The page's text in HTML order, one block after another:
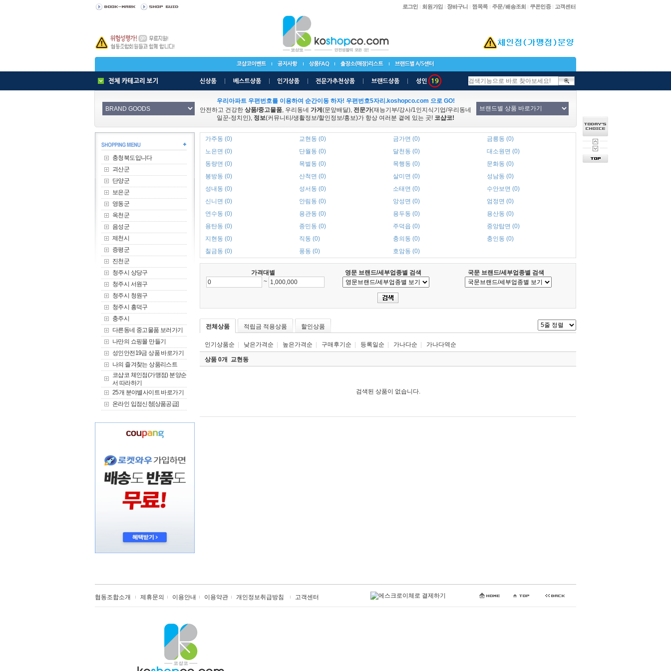
우리아파트 우편번호를 이용하여 순간이동 하자! 우편번호5자리.koshopco.com 으로 GO!
안전하고 건강한 상품/중고물품, 우리동네 가게 (문앞배달), 전문가(재능기부/강사/1인지식기업/우리동네
일꾼-정치인), 정보(커뮤니티/생활정보/할인정보/홍보)가 항상 여러분 곁에 있는 곳! 코샵코!
충청북도입니다
괴산군
단양군
보은군
영동군
옥천군
음성군
제천시
증평군
진천군
청주시 상당구
청주시 서원구
청주시 청원구
청주시 흥덕구
충주시
다른동네 중고물품 보러가기
나만의 쇼핑몰 만들기
성인안전19금 상품 바로가기
나의 즐겨찾는 상품리스트
코샵코 체인점(가맹점) 분양순
서 따라하기
25개 분야별사이트 바로가기
온라인 입점신청[상품공급]
가주동 (0) 교현동 (0) 금가면 (0)
금릉동 (0)
노은면 (0)
단월동 (0) 달천동 (0)
대소원면 (0)
동량면 (0)
목벌동 (0) 목행동 (0)
문화동 (0)
봉방동 (0)
산척면 (0) 살미면 (0)
성남동 (0)
성내동 (0)
성서동 (0) 소태면 (0)
수안보면 (0)
신니면 (0)
안림동 (0) 앙성면 (0)
엄정면 (0)
연수동 (0)
용관동 (0) 용두동 (0)
용산동 (0)
용탄동 (0)
종민동 (0) 주덕읍 (0)
중앙탑면 (0)
지현동 (0)
직동 (0) 충의동 (0)
충인동 (0)
칠금동 (0)
풍동 (0) 호암동 (0)
가격대별 영문 브랜드/세부업종별 검색
국문 브랜드/세부업종별 검색
~
전체상품 적립금 적용상품 할인상품
인기상품순 낮은가격순 높은가격순 구매후기순 등록일순 가나다순 가나다역순
상품 0개 교현동
검색된 상품이 없습니다.
협동조합소개 제휴문의 이용안내 이용약관 개인정보취급방침 고객센터